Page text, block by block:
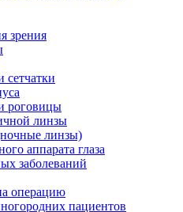
зрения
сетчатки
роговицы
линзы
линзы)
аппарата глаза
заболеваний
операцию
пациентов